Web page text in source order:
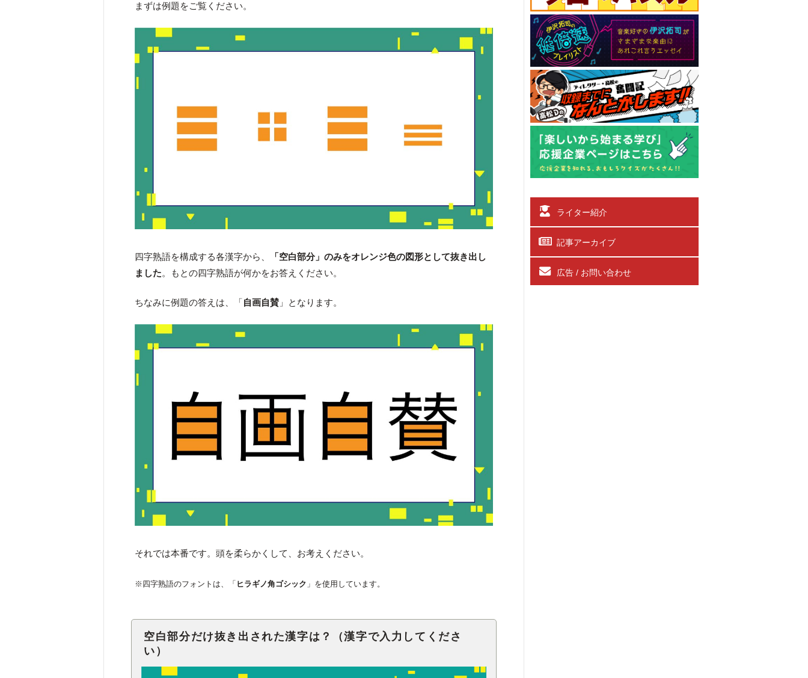
まずは例題をご覧ください。
四字熟語を構成する各漢字から、
「空白部分」のみをオレンジ色の図形として抜き出し
ました。もとの四字熟語が何かをお答えください。
ちなみに例題の答えは、「自画自賛 」となります。
それでは本番です。頭を柔らかくして、お考えください。
※四字熟語のフォントは、「 ヒラギノ角ゴシック 」を使用しています。
空白部分だけ抜き出された漢字は？（漢字で入力してくださ
い）
ライター紹介
記事アーカイブ
広告 / お問い合わせ